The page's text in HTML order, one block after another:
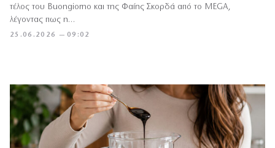
25.06.2026 — 09:02
τέλος του Buongiorno και της Φαίης Σκορδά από το MEGA,
λέγοντας πως η…